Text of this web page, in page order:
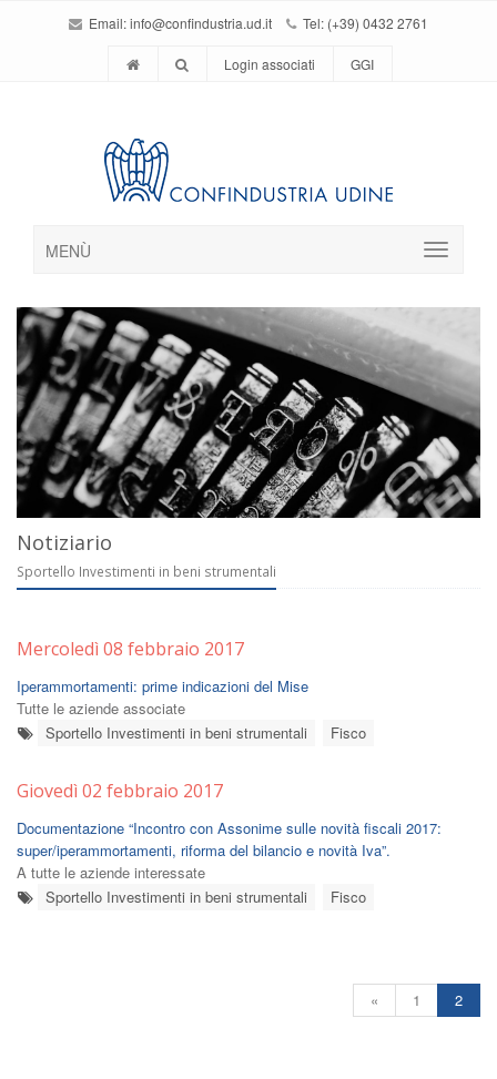
Email:info@confindustria.ud.it Tel: (+39) 0432 2761
Login associati GGI
MENÙ
Notiziario
Sportello Investimenti in beni strumentali
Mercoledì 08 febbraio 2017
Iperammortamenti: prime indicazioni del Mise
Tutte le aziende associate
Sportello Investimenti in beni strumentali
Fisco
Giovedì 02 febbraio 2017
Documentazione “Incontro con Assonime sulle novità fiscali 2017:
super/iperammortamenti, riforma del bilancio e novità Iva”.
A tutte le aziende interessate
Sportello Investimenti in beni strumentali
Fisco
« 1 2